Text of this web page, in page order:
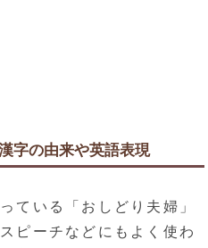
字の由来や英語表現
ている「おしどり夫婦」
ピーチなどにもよく使わ